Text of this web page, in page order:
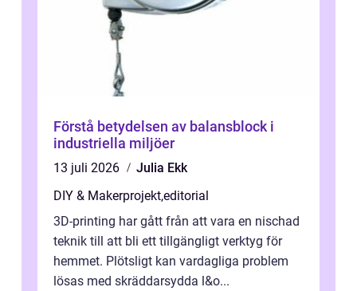
Förstå betydelsen av balansblock i
industriella miljöer
13 juli 2026
Julia Ekk
DIY & Makerprojekt,editorial
3D-printing har gått från att vara en nischad
teknik till att bli ett tillgängligt verktyg för
hemmet. Plötsligt kan vardagliga problem
lösas med skräddarsydda l&o...